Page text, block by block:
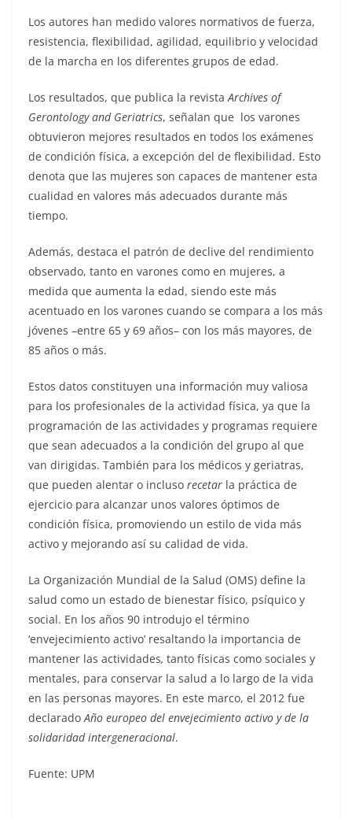
Los autores han medido valores normativos de fuerza,
resistencia, flexibilidad, agilidad, equilibrio y velocidad
de la marcha en los diferentes grupos de edad.
Los resultados, que publica la revistaArchives of
Gerontology and Geriatrics, señalan que los varones
obtuvieron mejores resultados en todos los exámenes
de condición física, a excepción del de flexibilidad. Esto
denota que las mujeres son capaces de mantener esta
cualidad en valores más adecuados durante más
tiempo.
Además, destaca el patrón de declive del rendimiento
observado, tanto en varones como en mujeres, a
medida que aumenta la edad, siendo este más
acentuado en los varones cuando se compara a los más
jóvenes –entre 65 y 69 años– con los más mayores, de
85 años o más.
Estos datos constituyen una información muy valiosa
para los profesionales de la actividad física, ya que la
programación de las actividades y programas requiere
que sean adecuados a la condición del grupo al que
van dirigidas. También para los médicos y geriatras,
que pueden alentar o incluso recetar la práctica de
ejercicio para alcanzar unos valores óptimos de
condición física, promoviendo un estilo de vida más
activo y mejorando así su calidad de vida.
La Organización Mundial de la Salud (OMS) define la
salud como un estado de bienestar físico, psíquico y
social. En los años 90 introdujo el término
‘envejecimiento activo’ resaltando la importancia de
mantener las actividades, tanto físicas como sociales y
mentales, para conservar la salud a lo largo de la vida
en las personas mayores. En este marco, el 2012 fue
declaradoAño europeo del envejecimiento activo y de la
solidaridad intergeneracional.
Fuente: UPM